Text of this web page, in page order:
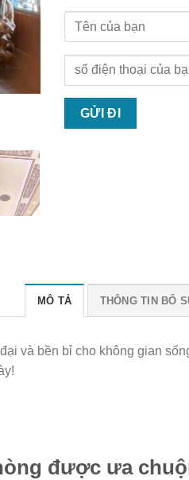
MÔ TẢ THÔNG TIN BỔ
và bền bỉ cho không gian
được ưa